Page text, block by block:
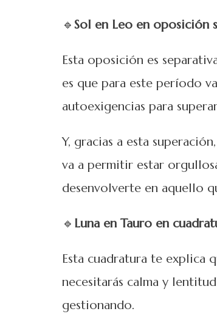
🔹 Sol en Leo en oposición
Esta oposición es
es que para este período
autoexigencias para
Y, gracias a esta
va a permitir estar
desenvolverte en aquello
🔹 Luna en Tauro en
Esta cuadratura te explica
necesitarás calma y
gestionando.